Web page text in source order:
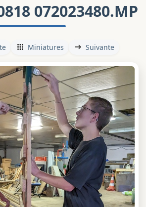
072023480.MP
Miniatures Suivante